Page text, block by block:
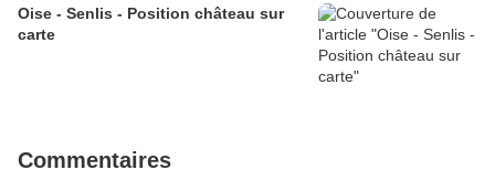
Oise - Senlis - Position château sur
carte
Commentaires